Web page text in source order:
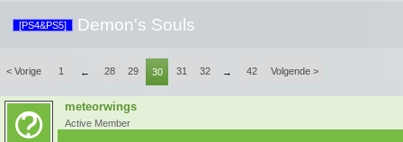
[PS4&PS5] Demon's Souls
< Vorige 1 ← 28 29 30 31 32 → 42 Volgende >
meteorwings
Active Member